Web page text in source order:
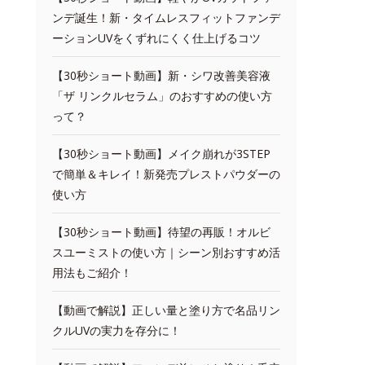
ンデ誕生！新・タイムレスフィットファンデ
ーションUVをくずれにくく仕上げるコツ
【30秒ショート動画】新・シワ改善美容液
「ザ リンクルセラム」のおすすめの使い方
って？
【30秒ショート動画】メイク崩れが3STEP
で簡単＆キレイ！新発売プレストパウダーの
使い方
【30秒ショート動画】待望の再販！オルビ
スユーミストの使い方｜シーン別おすすめ活
用法もご紹介！
【動画で解説】正しい量と塗り方で名品リン
クルUVの実力を存分に！